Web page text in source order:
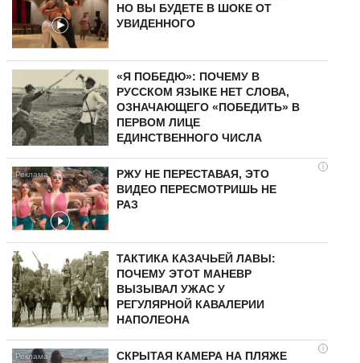
НО ВЫ БУДЕТЕ В ШОКЕ ОТ
УВИДЕННОГО
«Я ПОБЕДЮ»: ПОЧЕМУ В
РУССКОМ ЯЗЫКЕ НЕТ СЛОВА,
ОЗНАЧАЮЩЕГО «ПОБЕДИТЬ» В
ПЕРВОМ ЛИЦЕ
ЕДИНСТВЕННОГО ЧИСЛА
i
РЖУ НЕ ПЕРЕСТАВАЯ, ЭТО
ВИДЕО ПЕРЕСМОТРИШЬ НЕ
РАЗ
ТАКТИКА КАЗАЧЬЕЙ ЛАВЫ:
ПОЧЕМУ ЭТОТ МАНЕВР
ВЫЗЫВАЛ УЖАС У
РЕГУЛЯРНОЙ КАВАЛЕРИИ
НАПОЛЕОНА
i
СКРЫТАЯ КАМЕРА НА ПЛЯЖЕ